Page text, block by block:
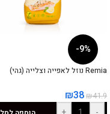
-9%
Remia נוזל לאפייה וצלייה (גהי)
₪41.9
₪38